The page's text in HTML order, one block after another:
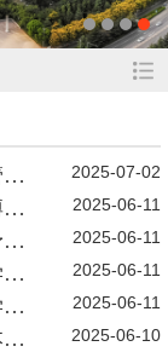
2025-07-02
2025-06-11
2025-06-11
2025-06-11
2025-06-11
2025-06-10